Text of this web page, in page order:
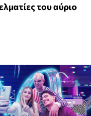
του αύριο